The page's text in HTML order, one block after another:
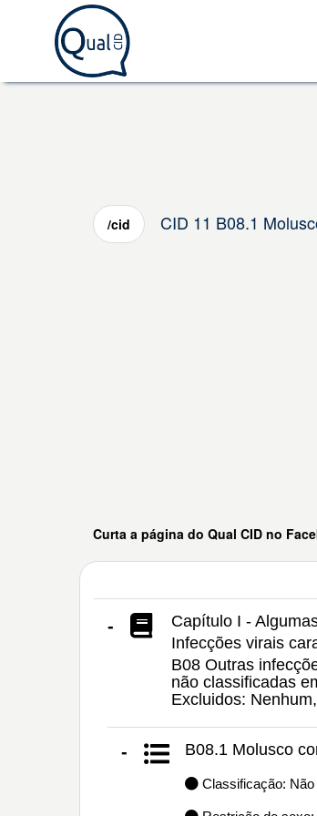
/cid CID 11 B08.1
Curta a página do Qual CID no
-
Capítulo I -
Infecções virais
B08 Outras
não classificadas
Excluidos:
- B08.1 Molusco
Classificação: